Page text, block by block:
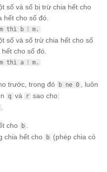
số và số bị trừ chia hết cho
hết cho số đó.
thì b ⁝ m.
số và số trừ chia hết cho số
cho số đó.
thì a ⁝ m.
trước, trong đó b ne 0
, luôn
q và r sao cho:
cho b
chia hết cho b (phép chia có